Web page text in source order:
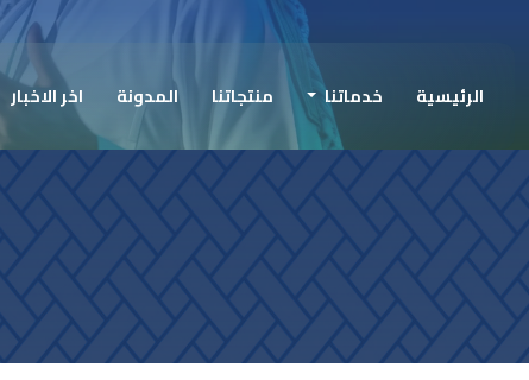
الرئيسية خدماتنا منتجاتنا المدونة اخر الاخبار